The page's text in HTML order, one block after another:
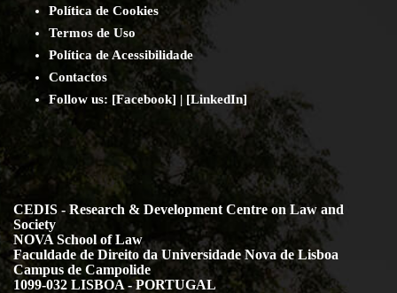
Política de Cookies
Termos de Uso
Política de Acessibilidade
Contactos
Follow us: [Facebook] | [LinkedIn]
CEDIS - Research & Development Centre on Law and
Society
NOVA School of Law
Faculdade de Direito da Universidade Nova de Lisboa
Campus de Campolide
1099-032 LISBOA - PORTUGAL